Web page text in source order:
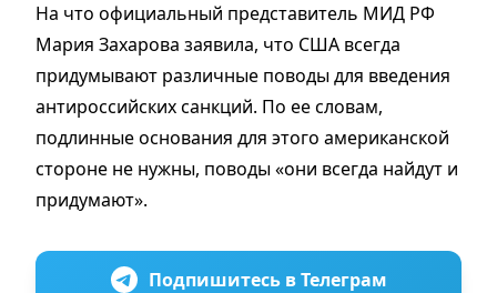
На что официальный представитель МИД РФ
Мария Захарова заявила, что США всегда
придумывают различные поводы для введения
антироссийских санкций. По ее словам,
подлинные основания для этого американской
стороне не нужны, поводы «они всегда найдут и
придумают».
Подпишитесь в Телеграм